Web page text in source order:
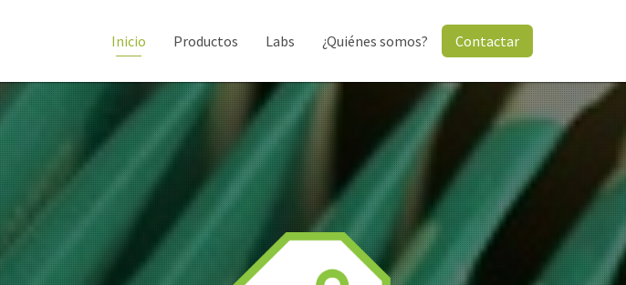
Inicio Productos Labs ¿Quiénes somos? Contactar